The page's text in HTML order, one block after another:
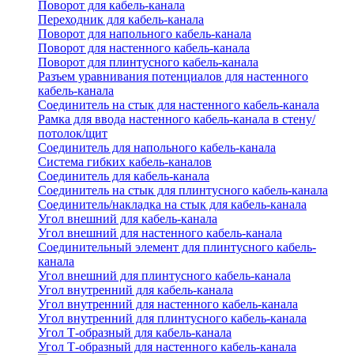
Поворот для кабель-канала
Переходник для кабель-канала
Поворот для напольного кабель-канала
Поворот для настенного кабель-канала
Поворот для плинтусного кабель-канала
Разъем уравнивания потенциалов для настенного
кабель-канала
Соединитель на стык для настенного кабель-канала
Рамка для ввода настенного кабель-канала в стену/
потолок/щит
Соединитель для напольного кабель-канала
Система гибких кабель-каналов
Соединитель для кабель-канала
Соединитель на стык для плинтусного кабель-канала
Соединитель/накладка на стык для кабель-канала
Угол внешний для кабель-канала
Угол внешний для настенного кабель-канала
Соединительный элемент для плинтусного кабель-
канала
Угол внешний для плинтусного кабель-канала
Угол внутренний для кабель-канала
Угол внутренний для настенного кабель-канала
Угол внутренний для плинтусного кабель-канала
Угол Т-образный для кабель-канала
Угол Т-образный для настенного кабель-канала